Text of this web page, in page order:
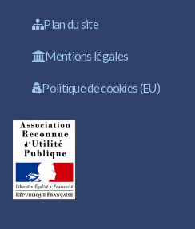
Plan du site
Mentions légales
Politique de cookies (EU)